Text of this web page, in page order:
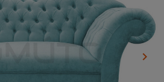
keyboard_arrow_right